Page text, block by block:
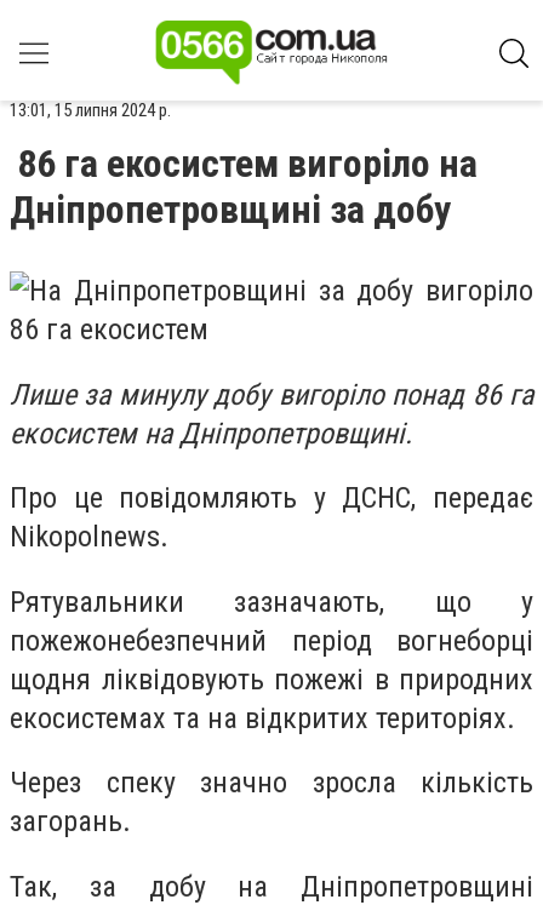
13:01, 15 липня 2024 р.
86 га екосистем вигоріло на
Дніпропетровщині за добу
Лише за минулу добу вигоріло понад 86 га
екосистем на Дніпропетровщині.
Про це повідомляють у ДСНС, передає
Nikopolnews.
Рятувальники зазначають, що у
пожежонебезпечний період вогнеборці
щодня ліквідовують пожежі в природних
екосистемах та на відкритих територіях.
Через спеку значно зросла кількість
загорань.
Так, за добу на Дніпропетровщині